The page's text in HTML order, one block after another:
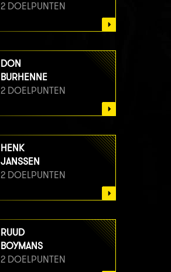
2 DOELPUNTEN
DON
BURHENNE
2 DOELPUNTEN
HENK
JANSSEN
2 DOELPUNTEN
RUUD
BOYMANS
2 DOELPUNTEN